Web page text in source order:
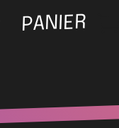
PANIER